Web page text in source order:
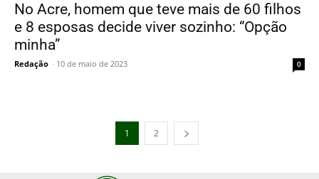
No Acre, homem que teve mais de 60 filhos
e 8 esposas decide viver sozinho: “Opção
minha”
Redação - 10 de maio de 2023 0
1 2